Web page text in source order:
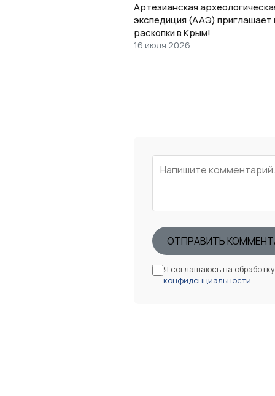
Артезианская
экспедиция (ААЭ) приглашает
раскопки в Крым!
16 июля 2026
ОТПРАВИТЬ
Я соглашаюсь на
конфиденциальности.